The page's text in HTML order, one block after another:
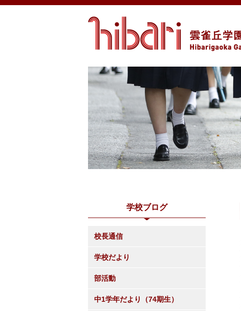
学校ブログ
校長通信
学校だより
部活動
中1学年だより（74期生）